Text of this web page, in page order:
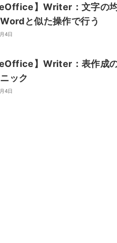
】Writer：文字の
と似た操作で行う
4日
】Writer：表作成
ック
4日